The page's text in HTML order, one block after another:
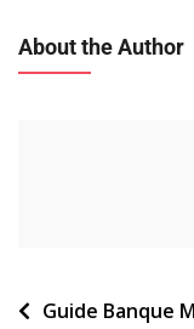
About the Author
Navigation
Guide Banque